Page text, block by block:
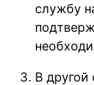
службу
В другой